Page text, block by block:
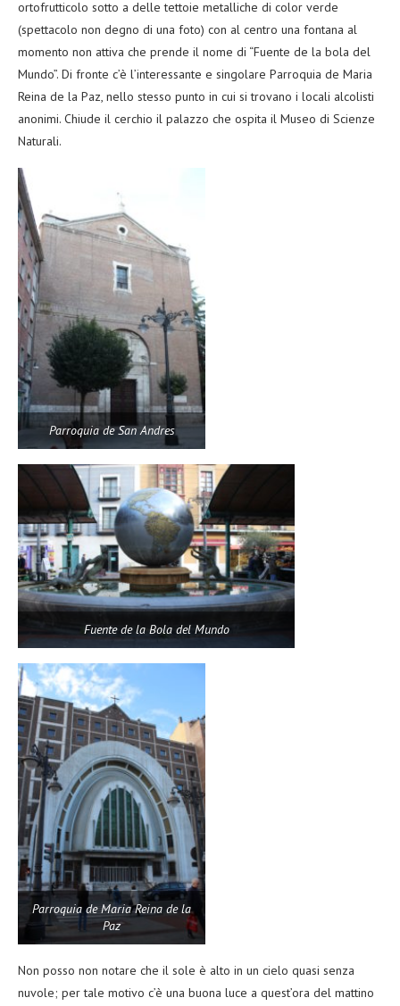
ortofrutticolo sotto a delle tettoie metalliche di color verde
(spettacolo non degno di una foto) con al centro una fontana al
momento non attiva che prende il nome di “Fuente de la bola del
Mundo”. Di fronte c’è l’interessante e singolare Parroquia de Maria
Reina de la Paz, nello stesso punto in cui si trovano i locali alcolisti
anonimi. Chiude il cerchio il palazzo che ospita il Museo di Scienze
Naturali.
Parroquia de San Andres
Fuente de la Bola del Mundo
Parroquia de Maria Reina de la
Paz
Non posso non notare che il sole è alto in un cielo quasi senza
nuvole; per tale motivo c’è una buona luce a quest’ora del mattino